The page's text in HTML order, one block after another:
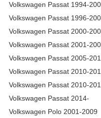
Volkswagen Passat 1994-
Volkswagen Passat 1996-
Volkswagen Passat 2000-
Volkswagen Passat 2001-
Volkswagen Passat 2005-
Volkswagen Passat 2010-
Volkswagen Passat 2010-
Volkswagen Passat 2014-
Volkswagen Polo 2001-2009